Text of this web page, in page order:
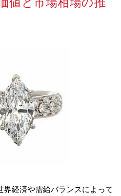
界経済や需給バランスによって